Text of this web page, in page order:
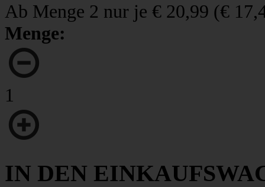
Ab Menge 2 nur je € 20,99 (€
Menge:
1
IN DEN